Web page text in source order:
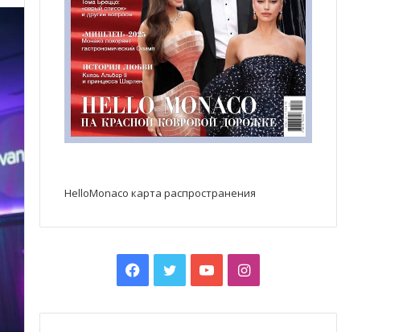
HelloMonaco карта распространения
Facebook
TwitterYouTubeInstagram